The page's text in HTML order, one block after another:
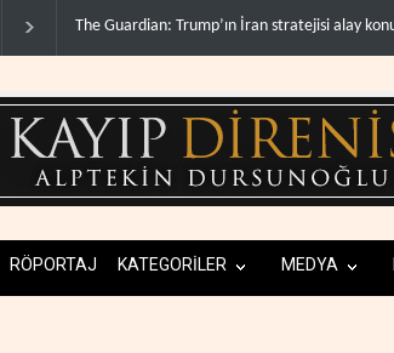
oldu.. Gazze’de ‘ateşkes’ sonrası 1.257 can kaybı..
RÖPORTAJ KATEGORİLER MEDYA